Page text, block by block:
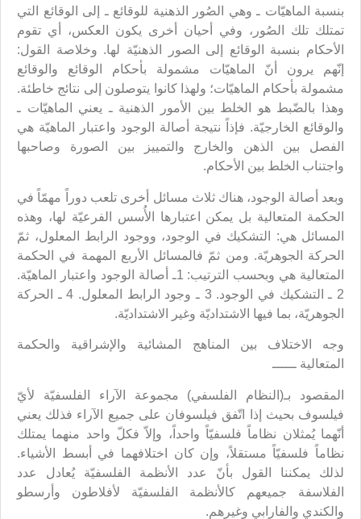
بنسبة الماهيّات ـ وهي الصُور الذهنية للوقائع ـ إلى الوقائع التي
تمتلك تلك الصُور، وفي أحيان أخرى يكون العكس، أي تقوم
الأحكام بنسبة الوقائع إلى الصور الذهنيّة لها. وخلاصة القول:
إنّهم يرون أنّ الماهيّات مشمولة بأحكام الوقائع والوقائع
مشمولة بأحكام الماهيّات؛ ولهذا كانوا يتوصلون إلى نتائج خاطئة.
وهذا بالضّبط هو الخلط بين الأمور الذهنية ـ يعني الماهيّات ـ
والوقائع الخارجيّة. فإذاً نتيجة أصالة الوجود واعتبار الماهيّة هي
الفصل بين الذهن والخارج والتمييز بين الصورة وصاحبها
واجتناب الخلط بين الأحكام.
وبعد أصالة الوجود، هناك ثلاث مسائل أخرى تلعب دوراً مهمّاً في
الحكمة المتعالية بل يمكن اعتبارها الأُسس الفرعيّة لها، وهذه
المسائل هي: التشكيك في الوجود، ووجود الرابط المعلول، ثمّ
الحركة الجوهريّة. ومن ثمّ فالمسائل الأربع المهمة في الحكمة
المتعالية هي وبحسب الترتيب: 1ـ أصالة الوجود واعتبار الماهيّة.
2 ـ التشكيك في الوجود. 3 ـ وجود الرابط المعلول. 4 ـ الحركة
الجوهريّة، بما فيها الاشتداديّة وغير الاشتداديّة.
وجه الاختلاف بين المناهج المشائية والإشراقية والحكمة
المتعالية ــــــ
المقصود بـ(النظام الفلسفي) مجموعة الآراء الفلسفيّة لأيّ
فيلسوف بحيث إذا اتّفق فيلسوفان على جميع الآراء فذلك يعني
أنّهما يُمثلان نظاماً فلسفيّاً واحداً، وإلاّ فكلّ واحد منهما يمتلك
نظاماً فلسفيّاً مستقلاً، وإن كان اختلافهما في أبسط الأشياء.
لذلك يمكننا القول بأنّ عدد الأنظمة الفلسفيّة يُعادل عدد
الفلاسفة جميعهم كالأنظمة الفلسفيّة لأفلاطون وأرسطو
والكندي والفارابي وغيرهم.